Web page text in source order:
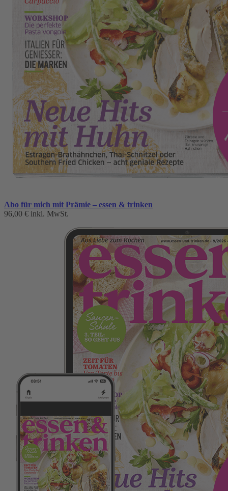
Abo für mich mit Prämie – essen & trinken
96,00 € inkl. MwSt.